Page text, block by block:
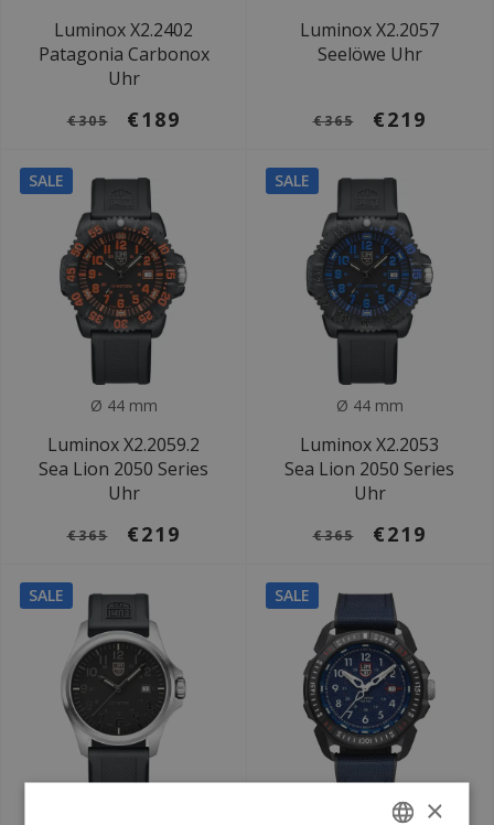
Luminox X2.2402
Patagonia Carbonox
Uhr
€305 €189
Luminox X2.2057
Seelöwe Uhr
€365 €219
SALE
Ø 44 mm
Luminox X2.2059.2
Sea Lion 2050 Series
Uhr
€365 €219
SALE
Ø 44 mm
Luminox X2.2053
Sea Lion 2050 Series
Uhr
€365 €219
SALE SALE
Ø 46 mm ×